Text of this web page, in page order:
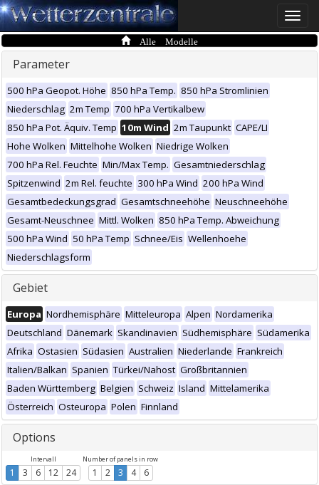
Toggle
Alle Modelle
Parameter
500 hPa Geopot. Höhe 850 hPa Temp. 850 hPa Stromlinien
Niederschlag 2m Temp 700 hPa Vertikalbew
850 hPa Pot. Äquiv. Temp 10m Wind 2m Taupunkt CAPE/LI
Hohe Wolken Mittelhohe Wolken Niedrige Wolken
700 hPa Rel. Feuchte Min/Max Temp. Gesamtniederschlag
Spitzenwind 2m Rel. feuchte 300 hPa Wind 200 hPa Wind
Gesamtbedeckungsgrad Gesamtschneehöhe Neuschneehöhe
Gesamt-Neuschnee Mittl. Wolken 850 hPa Temp. Abweichung
500 hPa Wind 50 hPa Temp Schnee/Eis Wellenhoehe
Niederschlagsform
Gebiet
Europa Nordhemisphäre Mitteleuropa Alpen Nordamerika
Deutschland Dänemark Skandinavien Südhemisphäre Südamerika
Afrika Ostasien Südasien Australien Niederlande Frankreich
Italien/Balkan Spanien Türkei/Nahost Großbritannien
Baden Württemberg Belgien Schweiz Island Mittelamerika
Österreich Osteuropa Polen Finnland
Options
Intervall
1 3 6 12 24
Number of panels in row
1 2 3 4 6